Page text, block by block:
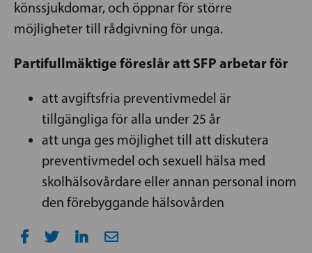
könssjukdomar, och öppnar för större
möjligheter till rådgivning för unga.
Partifullmäktige föreslår att SFP arbetar för
att avgiftsfria preventivmedel är
tillgängliga för alla under 25 år
att unga ges möjlighet till att diskutera
preventivmedel och sexuell hälsa med
skolhälsovårdare eller annan personal inom
den förebyggande hälsovården